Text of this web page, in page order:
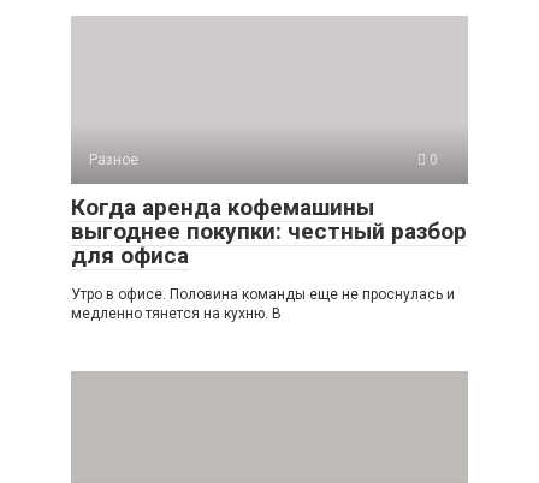
Разное 0
Когда аренда кофемашины
выгоднее покупки: честный разбор
для офиса
Утро в офисе. Половина команды еще не проснулась и
медленно тянется на кухню. В